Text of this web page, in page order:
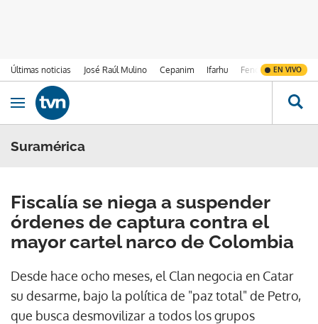
Últimas noticias José Raúl Mulino Cepanim Ifarhu Fenómeno de El
EN VIVO
Ir al contenido
Obrir navegació
Suramérica
Fiscalía se niega a suspender
órdenes de captura contra el
mayor cartel narco de Colombia
Desde hace ocho meses, el Clan negocia en Catar
su desarme, bajo la política de "paz total" de Petro,
que busca desmovilizar a todos los grupos